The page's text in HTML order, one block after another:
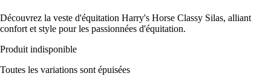
Découvrez la veste d'équitation Harry's Horse Classy Silas, alliant
confort et style pour les passionnées d'équitation.
Produit indisponible
Toutes les variations sont épuisées